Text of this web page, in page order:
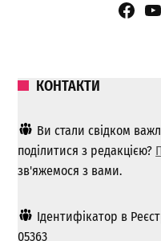
КОНТАКТИ
Ви стали свідком
поділитися з редакцією?
зв'яжемося з вами.
Ідентифікатор в
05363